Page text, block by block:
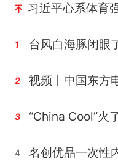
习近平心系体育
1 台风白海豚闭眼
2
3
4 名创优品一次性